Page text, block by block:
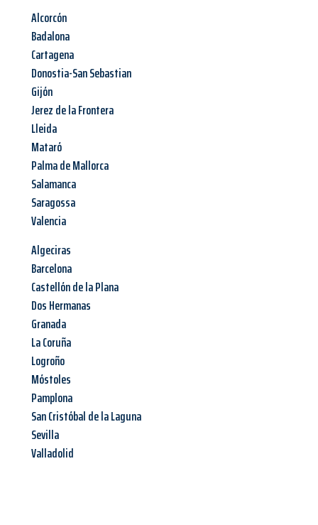
Alcorcón
Badalona
Cartagena
Donostia-San Sebastian
Gijón
Jerez de la Frontera
Lleida
Mataró
Palma de Mallorca
Salamanca
Saragossa
Valencia
Algeciras
Barcelona
Castellón de la Plana
Dos Hermanas
Granada
La Coruña
Logroño
Móstoles
Pamplona
San Cristóbal de la Laguna
Sevilla
Valladolid